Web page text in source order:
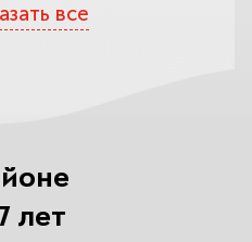
Бутырский.
ваших детей.
все
лет